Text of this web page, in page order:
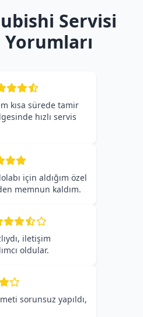
Servisi
kısa sürede tamir
hızlı servis
için aldığım özel
memnun kaldım.
iletişim
oldular.
sorunsuz yapıldı,